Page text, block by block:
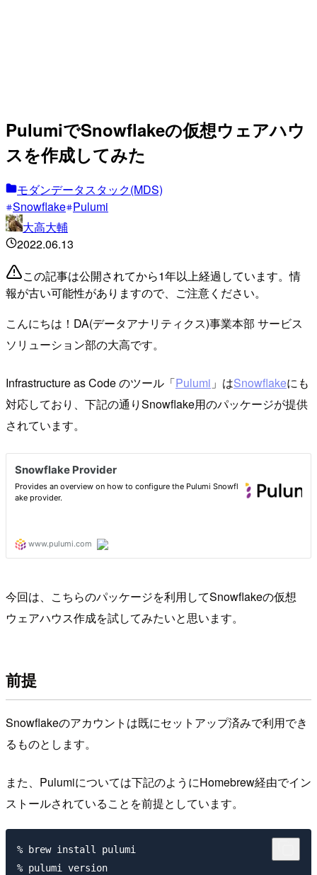
PulumiでSnowflakeの仮想ウェアハウ
スを作成してみた
モダンデータスタック(MDS)
Snowflake Pulumi
大高大輔
2022.06.13
この記事は公開されてから1年以上経過しています。情
報が古い可能性がありますので、ご注意ください。
こんにちは！DA(データアナリティクス)事業本部 サービス
ソリューション部の大高です。
Infrastructure as Code のツール「Pulumi 」はSnowflakeにも
対応しており、下記の通りSnowflake用のパッケージが提供
されています。
今回は、こちらのパッケージを利用してSnowflakeの仮想
ウェアハウス作成を試してみたいと思います。
前提
Snowflakeのアカウントは既にセットアップ済みで利用でき
るものとします。
また、Pulumiについては下記のようにHomebrew経由でイン
ストールされていることを前提としています。
% brew install pulumi
% pulumi version